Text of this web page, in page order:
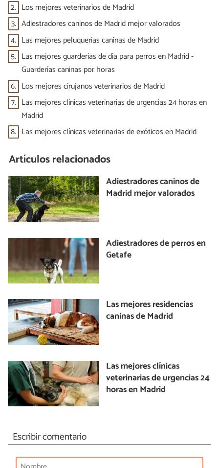
2. Los mejores veterinarios de Madrid
3. Adiestradores caninos de Madrid mejor valorados
4. Las mejores peluquerías caninas de Madrid
5. Las mejores guarderías de día para perros en Madrid -
Guarderías caninas por horas
6. Los mejores cirujanos veterinarios de Madrid
7. Las mejores clínicas veterinarias de urgencias 24 horas en
Madrid
8. Las mejores clínicas veterinarias de exóticos en Madrid
Artículos relacionados
Adiestradores caninos de
Madrid mejor valorados
Adiestradores de perros en
Getafe
Las mejores residencias
caninas de Madrid
Las mejores clínicas
veterinarias de urgencias 24
horas en Madrid
Escribir comentario